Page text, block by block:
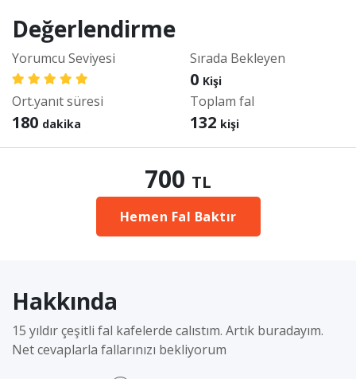
Değerlendirme
Yorumcu Seviyesi Sırada Bekleyen
0 Kişi
Ort.yanıt süresi
180 dakika
Toplam fal
132 kişi
700 TL
Hemen Fal Baktır
Hakkında
15 yıldır çeşitli fal kafelerde calıstım. Artık buradayım.
Net cevaplarla fallarınızı bekliyorum